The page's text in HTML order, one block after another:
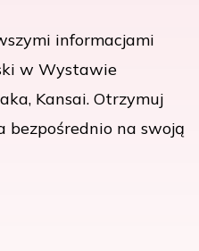
informacjami
w Wystawie
Kansai. Otrzymuj
bezpośrednio na swoją